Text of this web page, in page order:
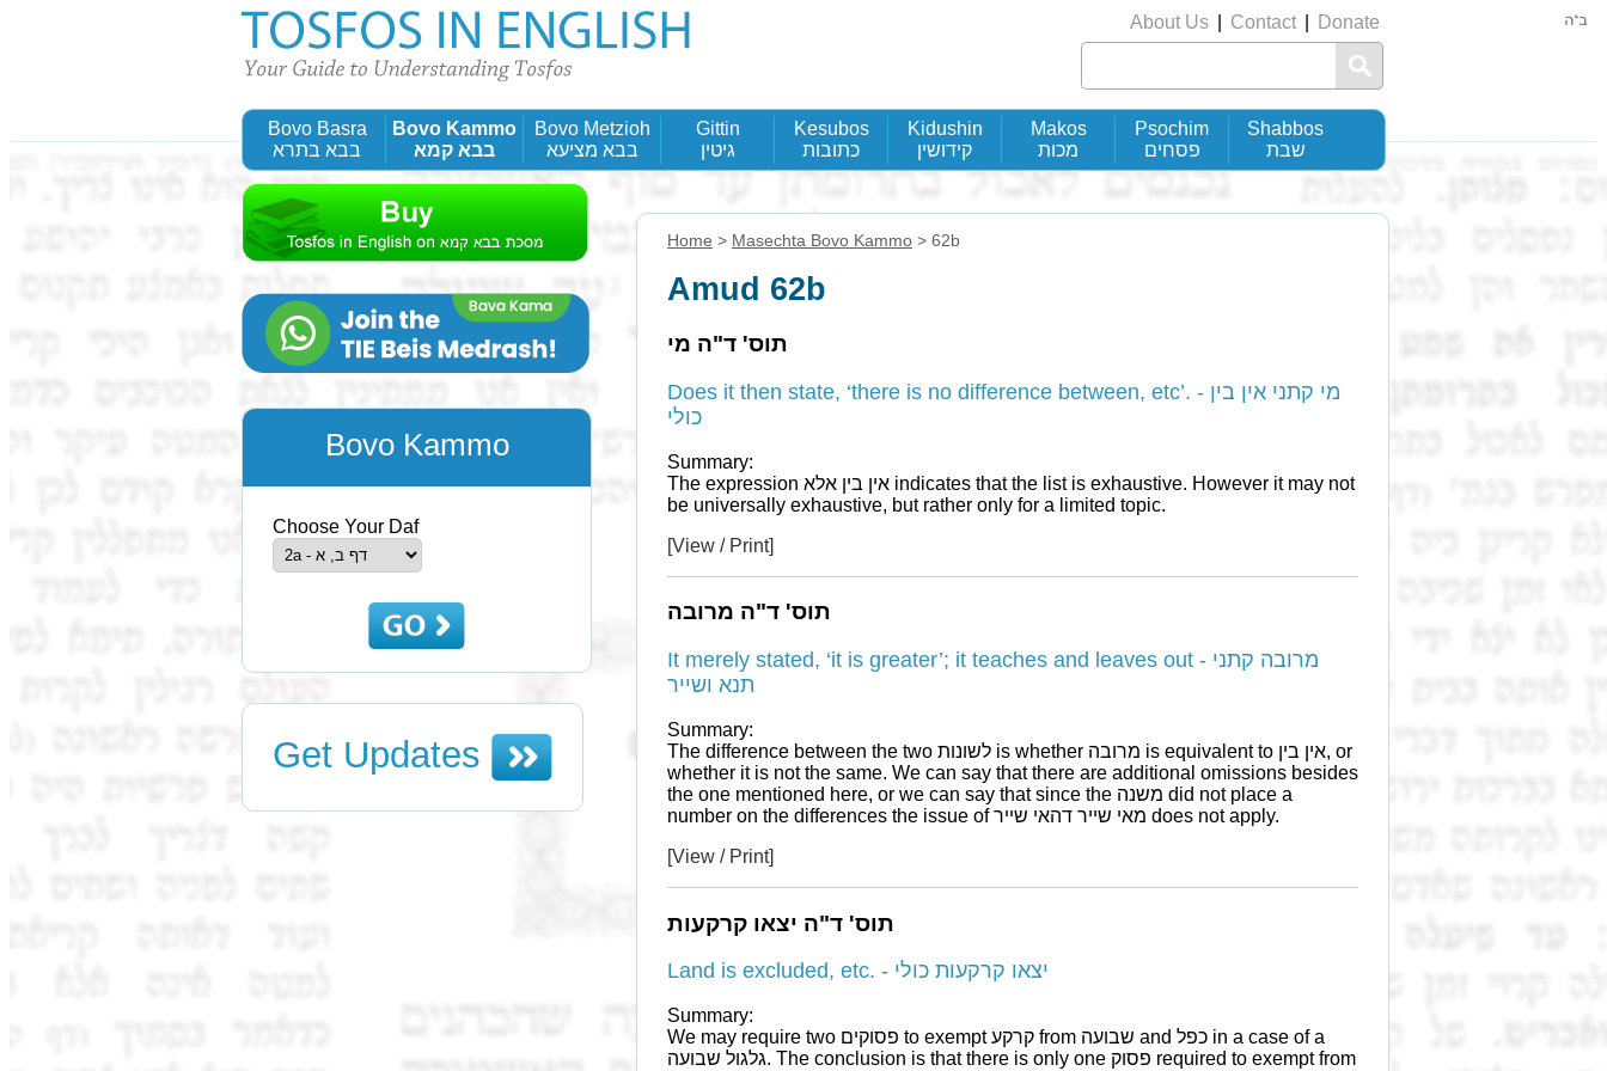
About Us Contact Donate
Bovo Basra
בבא בתרא
Bovo Kammo
בבא קמא
Bovo Metzioh
בבא מציעא
Gittin
גיטין
Kesubos
כתובות
Kidushin
קידושין
Makos
מכות
Psochim
פסחים
Shabbos
שבת
Bovo Kammo
Choose Your Daf
Get Updates
Home > Masechta Bovo Kammo > 62b
Amud 62b
תוס' ד"ה מי
Does it then state, ‘there is no difference between, etc’. - מי קתני אין בין
כולי
Summary:
The expression אין בין אלא indicates that the list is exhaustive. However it may not
be universally exhaustive, but rather only for a limited topic.
[View / Print]
תוס' ד"ה מרובה
It merely stated, ‘it is greater’; it teaches and leaves out - מרובה קתני
תנא ושייר
Summary:
The difference between the two לשונות is whether מרובה is equivalent to אין בין, or
whether it is not the same. We can say that there are additional omissions besides
the one mentioned here, or we can say that since the משנה did not place a
number on the differences the issue of מאי שייר דהאי שייר does not apply.
[View / Print]
תוס' ד"ה יצאו קרקעות
Land is excluded, etc. - יצאו קרקעות כולי
Summary:
We may require two פסוקים to exempt קרקע from שבועה and כפל in a case of a
גלגול שבועה. The conclusion is that there is only one פסוק required to exempt from